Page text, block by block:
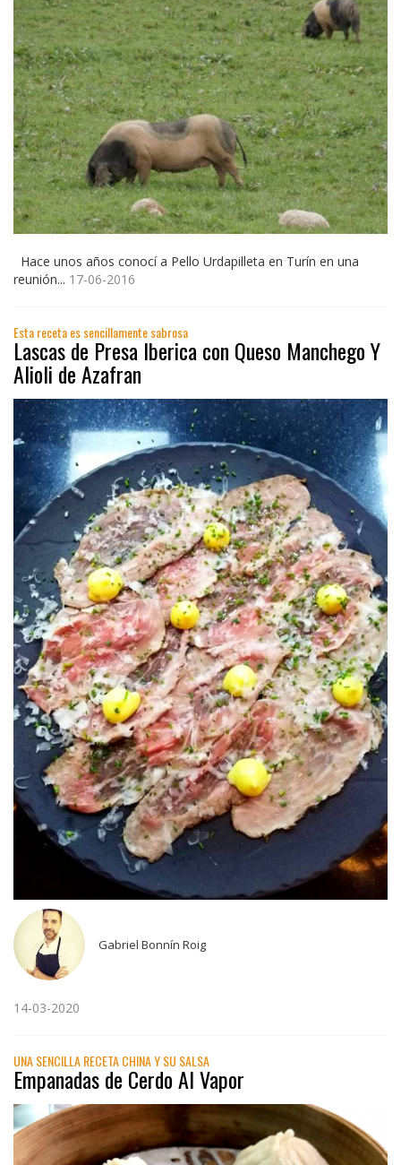
Hace unos años conocí a Pello Urdapilleta en Turín en una
reunión... 17-06-2016
Esta receta es sencillamente sabrosa
Lascas de Presa Iberica con Queso Manchego Y
Alioli de Azafran
Gabriel Bonnín Roig
14-03-2020
UNA SENCILLA RECETA CHINA Y SU SALSA
Empanadas de Cerdo Al Vapor